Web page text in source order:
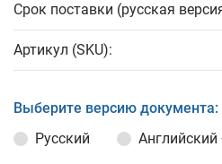
Срок поставки (русская
Артикул (SKU):
Выберите версию документа:
Русский
Английский